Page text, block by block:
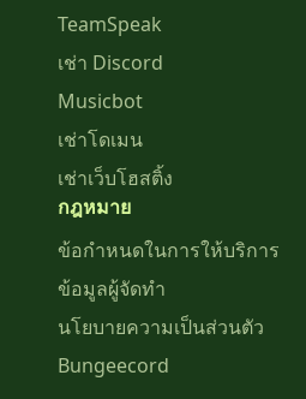
TeamSpeak
เช่า Discord
Musicbot
เช่าโดเมน
เช่าเว็บโฮสติ้ง
กฎหมาย
ข้อกำหนดในการให้บริการ
ข้อมูลผู้จัดทำ
นโยบายความเป็นส่วนตัว
Bungeecord